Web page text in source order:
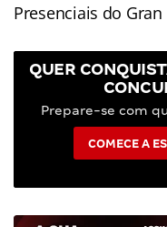
Presenciais do
QUER
Prepare-se com
COMECE A